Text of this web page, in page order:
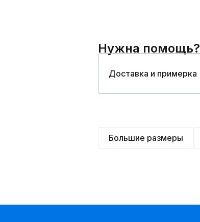
Нужна помощь?
Доставка и примерка
Большие размеры